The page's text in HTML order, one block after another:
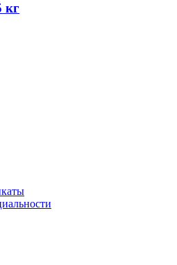
кг